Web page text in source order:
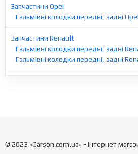
Запчастини Opel
Гальмівні колодки передні, задні
Запчастини Renault
Гальмівні колодки передні, задні
Гальмівні колодки передні, задні
© 2023 «Carson.com.ua» - інтернет